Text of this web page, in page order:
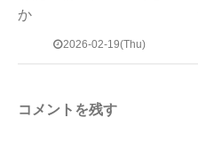
か
2026-02-19(Thu)
コメントを残す